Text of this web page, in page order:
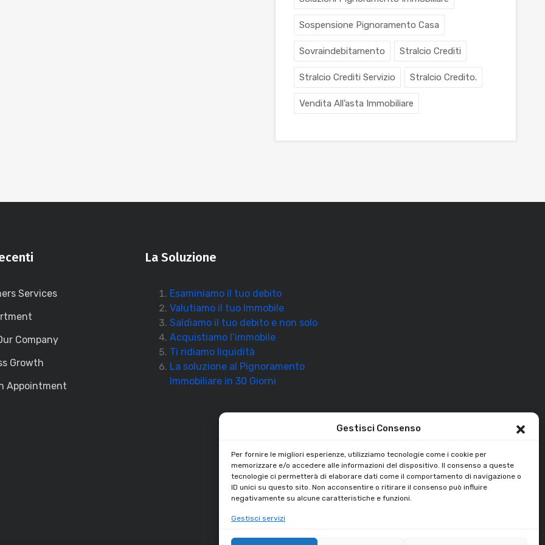
Gestisci Consenso
Per fornire le migliori esperienze, utilizziamo tecnologie come i cookie per
memorizzare e/o accedere alle informazioni del dispositivo. Il consenso a queste
tecnologie ci permetterà di elaborare dati come il comportamento di navigazione o
ID unici su questo sito. Non acconsentire o ritirare il consenso può influire
negativamente su alcune caratteristiche e funzioni.
Gestisci servizi
Sospensione Pignoramento Casa
Sovraindebitamento Stralcio Crediti
Stralcio Crediti Servizio Stralcio Credito.
Vendita All’asta Immobiliare
Services
Company
Growth
Appointment
La Soluzione
Esaminiamo il tuo debito
Valutiamo il tuo Immobile
Saldiamo il tuo debito e non solo
Acquistiamo l’immobile
Ti ridiamo liquidità
La soluzione al Pignoramento
Immobiliare in 30 Giorni